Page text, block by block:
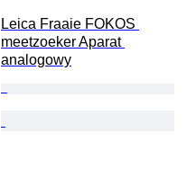
Leica Fraaie FOKOS
meetzoeker Aparat
analogowy